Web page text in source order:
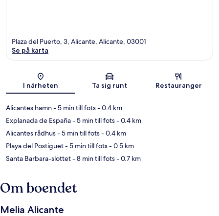
Karta
Plaza del Puerto, 3, Alicante, Alicante, 03001
Se på karta
I närheten Ta sig runt Restauranger
Alicantes hamn- 5 min till fots- 0.4 km
Explanada de España- 5 min till fots- 0.4 km
Alicantes rådhus- 5 min till fots- 0.4 km
Playa del Postiguet- 5 min till fots- 0.5 km
Santa Barbara-slottet- 8 min till fots- 0.7 km
Om boendet
Melia Alicante